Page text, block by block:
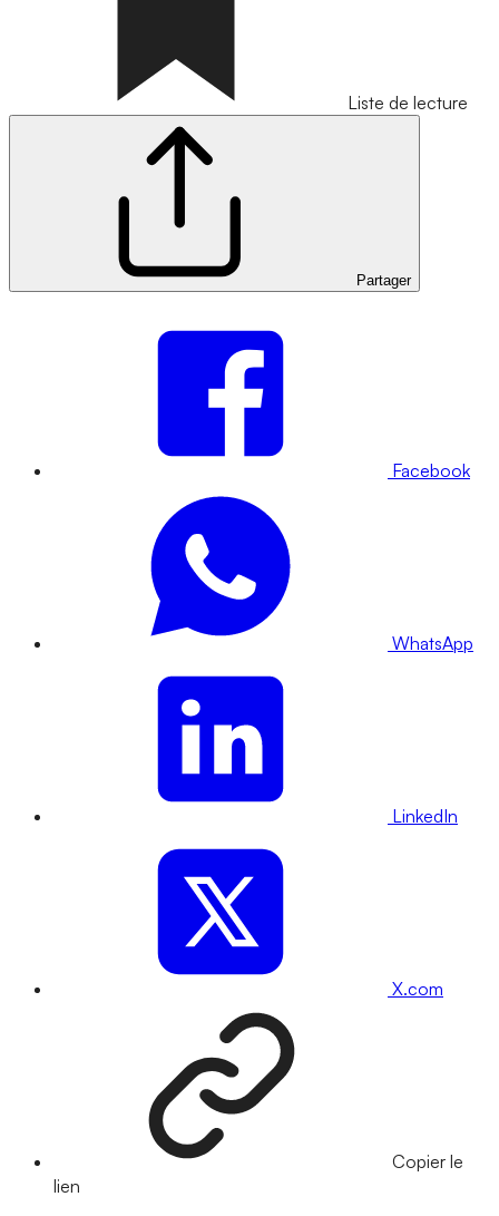
Liste de lecture
Partager
Facebook
WhatsApp
LinkedIn
X.com
Copier le
lien